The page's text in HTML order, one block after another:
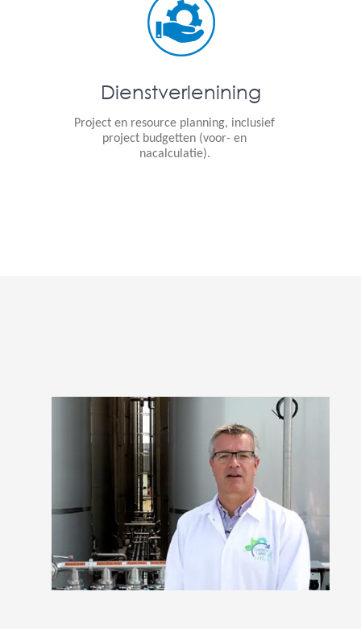
Dienstverlenining
Project en resource planning, inclusief
project budgetten (voor- en
nacalculatie).